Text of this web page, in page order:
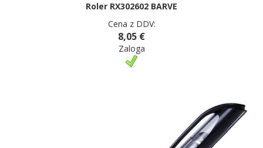
Roler RX302602 BARVE
Cena z DDV:
8,05 €
Zaloga